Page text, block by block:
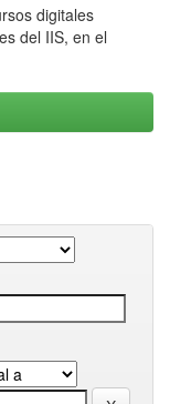
digitales
del IIS, en el